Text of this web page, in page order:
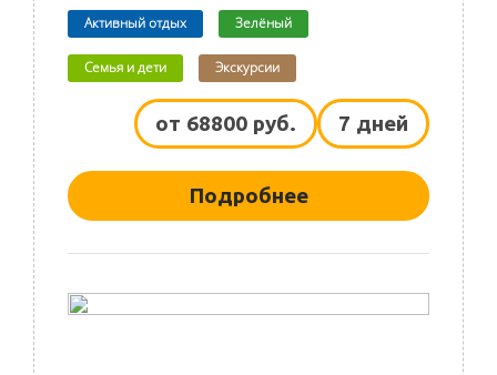
Активный отдых Зелёный
Семья и дети Экскурсии
7 дней
от 68800 руб.
Подробнее